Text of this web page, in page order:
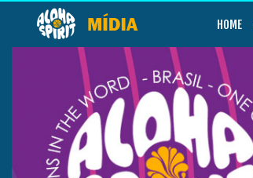
HOME